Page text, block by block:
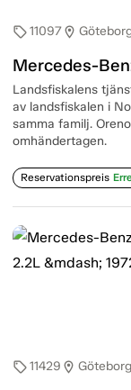
sell11097location_on
Mercedes-
Landsfiskalens
av landsfiskalen i
samma familj.
omhändertagen.
Reservationspreis
sell11429 location_on Göteborg